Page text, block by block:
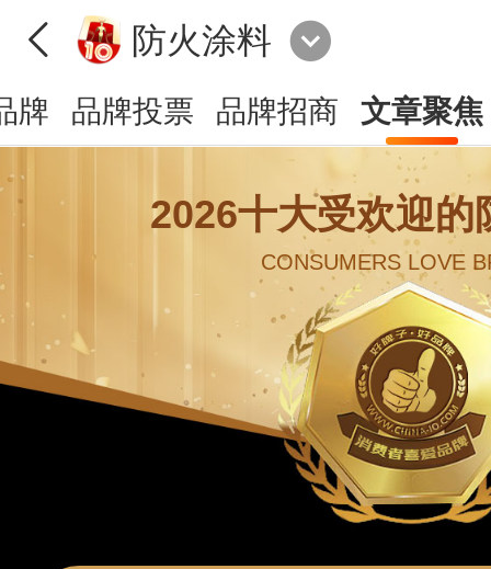
防火涂料
牌 品牌投票 品牌招商 文章聚焦
2026十大受欢迎的
CONSUMERS LOVE